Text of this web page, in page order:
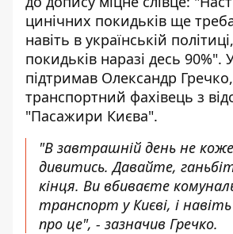
цинічних покидьків ще
навіть в українській
покидьків наразі десь 90%".
підтримав Олександр Гречко,
транспортний фахівець з
"Пасажири Києва".
"В завтрашній день не
дивитись. Давайте,
кінця. Ви вбиваєте
транспорт у Києві, і
про це", - зазначив Гречко.